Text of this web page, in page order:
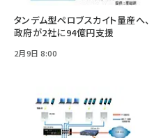
タンデム型ペロブスカイト量産へ、
政府が2社に94億円支援
2月9日 8:00